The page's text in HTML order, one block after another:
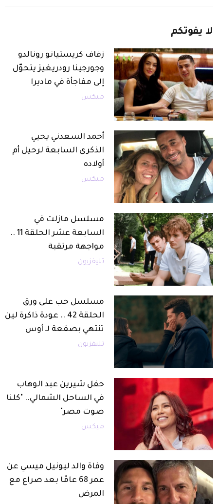
لا يفوتكم
زفاف كريستيانو رونالدو
وجورجينا رودريغيز يتحوّل
إلى مفاجأة في ماديرا
ميكس
أحمد السعدني يحيي
الذكرى السابعة لرحيل أم
أولاده
ميكس
مسلسل مازلت في
السابعة عشر الحلقة 11 ..
مواجهة مرتقبة
تليفزيون
مسلسل حب على ورق
الحلقة 42 .. عودة ذاكرة لين
تنتهي بصفعة لـ أوس
تليفزيون
حفل شيرين عبد الوهاب
في الساحل الشمالي.. "كلنا
صوت مصر"
ميكس
وفاة والد ليونيل ميسي عن
عمر 68 عامًا بعد صراع مع
المرض